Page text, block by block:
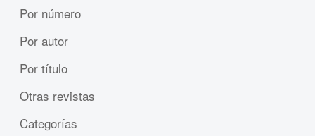
Por número
Por autor
Por título
Otras revistas
Categorías